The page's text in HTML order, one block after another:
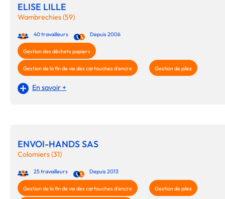
ELISE LILLE
Wambrechies (59)
40 travailleurs Depuis 2006
Gestion des déchets papiers
Gestion de la fin de vie des cartouches d'encre Gestion de piles
En savoir +
ENVOI-HANDS SAS
Colomiers (31)
25 travailleurs Depuis 2013
Gestion de la fin de vie des cartouches d'encre Gestion de piles